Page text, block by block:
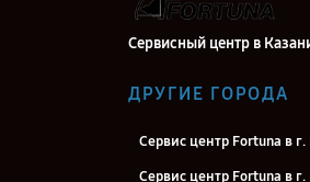
Сервисный центр в
ДРУГИЕ ГОРОДА
Сервис центр Fortuna в
Сервис центр Fortuna в